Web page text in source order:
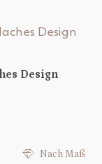
Design
Nach Maß